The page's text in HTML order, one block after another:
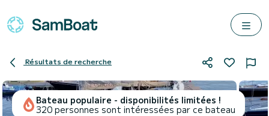
Résultats de recherche
Bateau populaire - disponibilités limitées !
320 personnes sont intéressées par ce bateau